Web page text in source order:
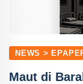
NEWS >
Maut di